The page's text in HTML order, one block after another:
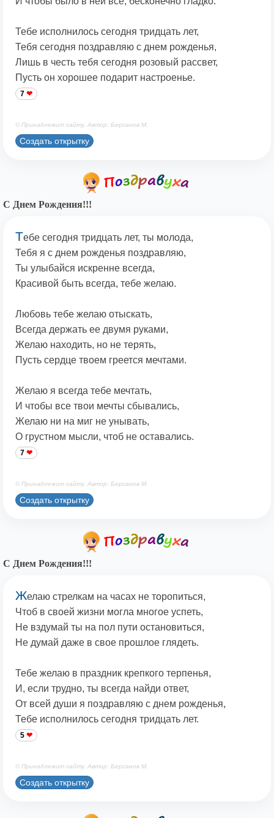
Тебе исполнилось сегодня тридцать лет,
Тебя сегодня поздравляю с днем рожденья,
Лишь в честь тебя сегодня розовый рассвет,
Пусть он хорошее подарит настроенье.
7
© Принадлежит сайту. Автор: Берсанов М.
Создать открытку
С Днем Рождения!!!
Тебе сегодня тридцать лет, ты молода,
Тебя я с днем рожденья поздравляю,
Ты улыбайся искренне всегда,
Красивой быть всегда, тебе желаю.
Любовь тебе желаю отыскать,
Всегда держать ее двумя руками,
Желаю находить, но не терять,
Пусть сердце твоем греется мечтами.
Желаю я всегда тебе мечтать,
И чтобы все твои мечты сбывались,
Желаю ни на миг не унывать,
О грустном мысли, чтоб не оставались.
7
© Принадлежит сайту. Автор: Берсанов М.
Создать открытку
С Днем Рождения!!!
Желаю стрелкам на часах не торопиться,
Чтоб в своей жизни могла многое успеть,
Не вздумай ты на пол пути остановиться,
Не думай даже в свое прошлое глядеть.
Тебе желаю в праздник крепкого терпенья,
И, если трудно, ты всегда найди ответ,
От всей души я поздравляю с днем рожденья,
Тебе исполнилось сегодня тридцать лет.
5
© Принадлежит сайту. Автор: Берсанов М.
Создать открытку